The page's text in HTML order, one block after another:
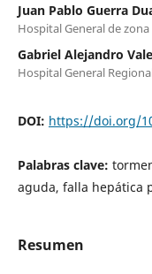
Juan Pablo Guerra
Hospital General de zona
Gabriel Alejandro
Hospital General
DOI: https://doi.org/
Palabras clave:
aguda, falla hepática
Resumen